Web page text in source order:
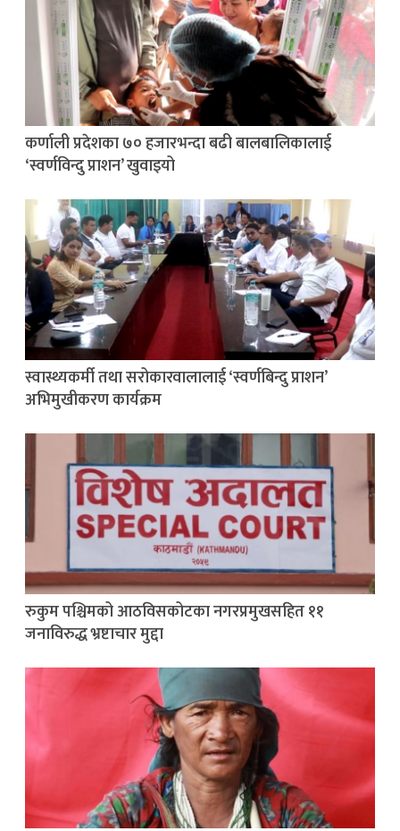
कर्णाली प्रदेशका ७० हजारभन्दा बढी बालबालिकालाई
‘स्वर्णविन्दु प्राशन’ खुवाइयो
स्वास्थ्यकर्मी तथा सरोकारवालालाई ‘स्वर्णबिन्दु प्राशन’
अभिमुखीकरण कार्यक्रम
रुकुम पश्चिमको आठविसकोटका नगरप्रमुखसहित ११
जनाविरुद्ध भ्रष्टाचार मुद्दा